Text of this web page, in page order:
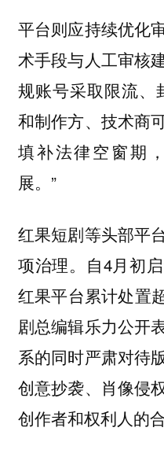
平台则应持续优化
术手段与人工审核
规账号采取限流、
和制作方、技术商
填补法律空窗期
展。”
红果短剧等头部平
项治理。自4月初
红果平台累计处置
剧总编辑乐力公开
系的同时严肃对待
创意抄袭、肖像侵
创作者和权利人的